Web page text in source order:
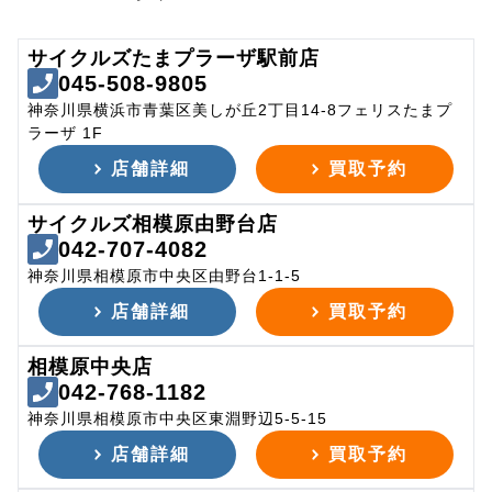
サイクルズたまプラーザ駅前店
045-508-9805
神奈川県横浜市青葉区美しが丘2丁目14-8フェリスたまプ
ラーザ 1F
店舗詳細 買取予約
サイクルズ相模原由野台店
042-707-4082
神奈川県相模原市中央区由野台1-1-5
店舗詳細 買取予約
相模原中央店
042-768-1182
神奈川県相模原市中央区東淵野辺5-5-15
店舗詳細 買取予約